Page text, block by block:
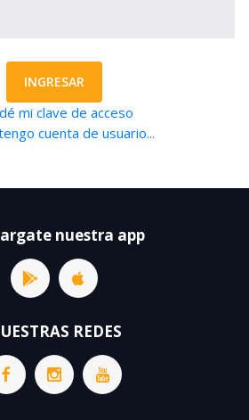
INGRESAR
mi clave de acceso
cuenta de usuario...
nuestra app
REDES